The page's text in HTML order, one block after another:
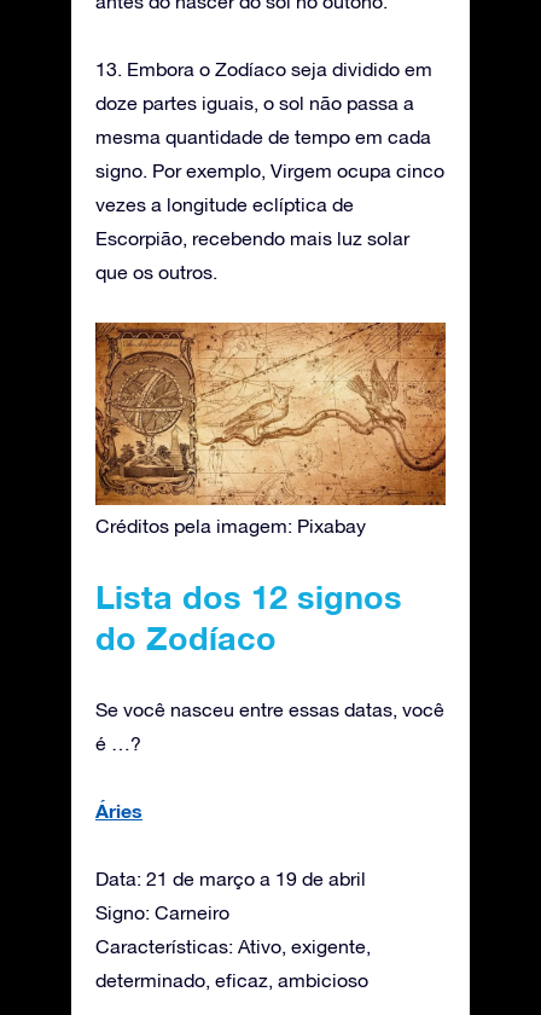
13. Embora o Zodíaco seja dividido em
doze partes iguais, o sol não passa a
mesma quantidade de tempo em cada
signo. Por exemplo, Virgem ocupa cinco
vezes a longitude eclíptica de
Escorpião, recebendo mais luz solar
que os outros.
Créditos pela imagem: Pixabay
Lista dos 12 signos
do Zodíaco
Se você nasceu entre essas datas, você
é …?
Áries
Data: 21 de março a 19 de abril
Signo: Carneiro
Características: Ativo, exigente,
determinado, eficaz, ambicioso